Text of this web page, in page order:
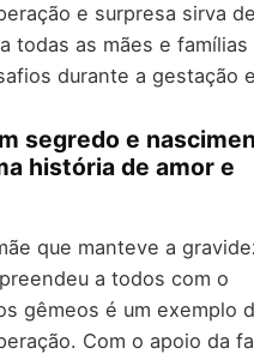
e surpresa sirva de
todas as mães e famílias
durante a gestação
segredo e
história de amor e
que manteve a
a todos com o
gêmeos é um exemplo
Com o apoio da